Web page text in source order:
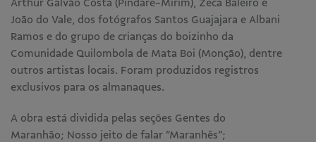
Arthur Galvão Costa (Pindaré-Mirim), Zeca Baleiro e
João do Vale, dos fotógrafos Santos Guajajara e Albani
Ramos e do grupo de crianças do boizinho da
Comunidade Quilombola de Mata Boi (Monção), dentre
outros artistas locais. Foram produzidos registros
exclusivos para os almanaques.
A obra está dividida pelas seções Gentes do
Maranhão; Nosso jeito de falar “Maranhês”;